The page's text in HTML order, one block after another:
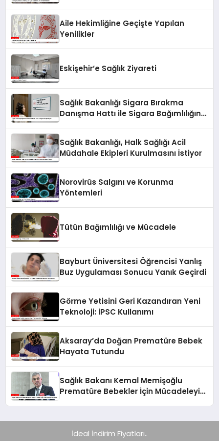
Aile Hekimliğine Geçişte Yapılan
Yenilikler
Eskişehir’e Sağlık Ziyareti
Sağlık Bakanlığı Sigara Bırakma
Danışma Hattı ile Sigara Bağımlılığına
Sağlık Bakanlığı, Halk Sağlığı Acil
Müdahale Ekipleri Kurulmasını İstiyor
Norovirüs Salgını ve Korunma
Yöntemleri
Tütün Bağımlılığı ve Mücadele
Bayburt Üniversitesi Öğrencisi Yanlış
Buz Uygulaması Sonucu Yanık Geçirdi
Görme Yetisini Geri Kazandıran Yeni
Teknoloji: iPSC Kullanımı
Aksaray’da Doğan Prematüre Bebek
Hayata Tutundu
Sağlık Bakanı Kemal Memişoğlu
Prematüre Bebekler İçin Mücadeleyi
İdeal İndirim Fiyatları..